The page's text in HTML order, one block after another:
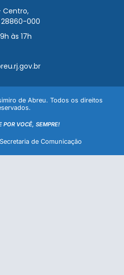
Centro,
28860-000
às 17h
de Abreu. Todos os direitos
POR VOCÊ, SEMPRE!
de Comunicação